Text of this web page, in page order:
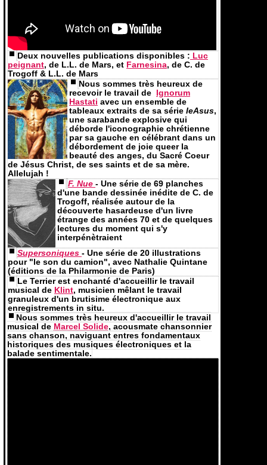
Deux nouvelles publications disponibles : Luc
peignant, de L.L. de Mars, et Farnesina, de C. de
Trogoff & L.L. de Mars
Nous sommes très heureux de
recevoir le travail de Ignorum
Hastati avec un ensemble de
tableaux extraits de sa série IeAsus,
une sarabande explosive qui
déborde l'iconographie chrétienne
par sa gauche en célébrant dans un
débordement de joie queer la
beauté des anges, du Sacré Coeur
de Jésus Christ, de ses saints et de sa mère.
Allelujah !
F. Nue - Une série de 69 planches
d'une bande dessinée inédite de C. de
Trogoff, réalisée autour de la
découverte hasardeuse d'un livre
étrange des années 70 et de quelques
lectures du moment qui s'y
interpénètraient
Supersoniques - Une série de 20 illustrations
pour "le son du camion", avec Nathalie Quintane
(éditions de la Philarmonie de Paris)
Le Terrier est enchanté d'accueillir le travail
musical de Klint, musicien mêlant le travail
granuleux d'un brutisime électronique aux
enregistrements in situ.
Nous sommes très heureux d'accueillir le travail
musical de Marcel Solide, acousmate chansonnier
sans chanson, naviguant entres fondamentaux
historiques des musiques électroniques et la
balade sentimentale.